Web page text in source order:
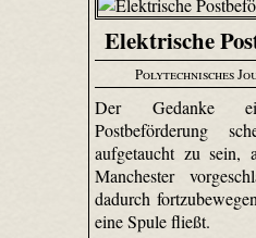
Elektrische
Polytechnisches
Der Gedanke
Postbeförderung
aufgetaucht zu
Manchester
dadurch
eine Spule fließt.